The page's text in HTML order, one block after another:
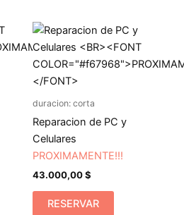
duracion: corta
Reparacion de PC y
Celulares
PROXIMAMENTE!!!
43.000,00$
RESERVAR